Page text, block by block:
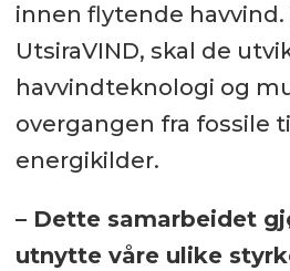
innen flytende havvind.
UtsiraVIND, skal de
havvindteknologi og
overgangen fra fossile
energikilder.
– Dette samarbeidet
utnytte våre ulike